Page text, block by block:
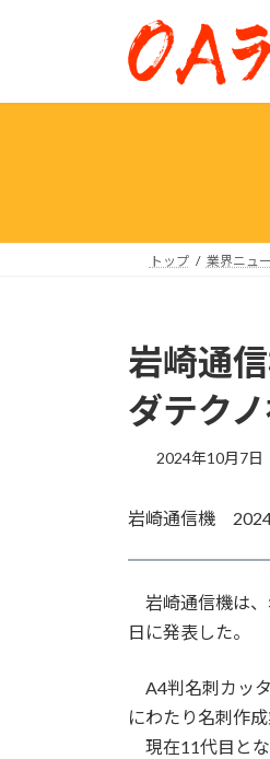
プ
動
トップ 業界ニュ
岩崎通
ダテク
2024年10月7日
岩崎通信機
岩崎通信機は、
日に発表した。
A4判名刺カッ
にわたり名刺作
現在11代目とな